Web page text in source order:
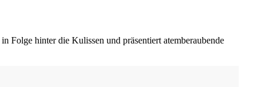
Folge hinter die Kulissen und präsentiert atemberaubende